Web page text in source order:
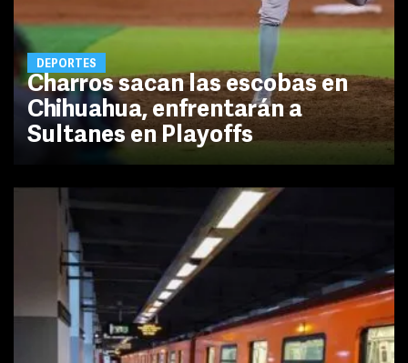
DEPORTES
Charros sacan las escobas en
Chihuahua, enfrentarán a
Sultanes en Playoffs